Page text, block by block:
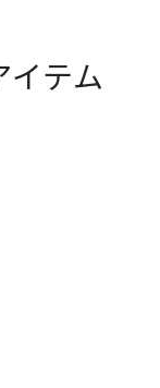
テム